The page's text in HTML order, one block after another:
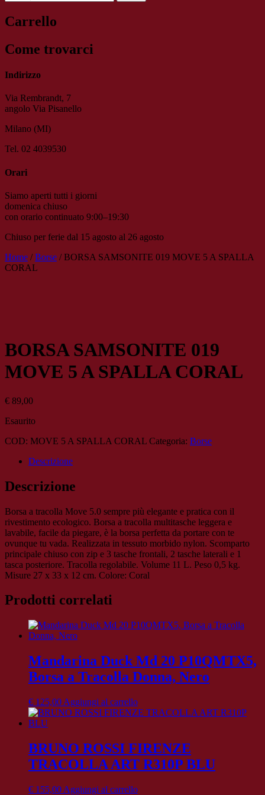
Carrello
Come trovarci
Indirizzo
Via Rembrandt, 7
angolo Via Pisanello
Milano (MI)
Tel. 02 4039530
Orari
Siamo aperti tutti i giorni
domenica chiuso
con orario continuato 9:00–19:30
Chiuso per ferie dal 15 agosto al 26 agosto
Home /Borse / BORSA SAMSONITE 019 MOVE 5 A SPALLA
CORAL
BORSA SAMSONITE 019
MOVE 5 A SPALLA CORAL
€ 89,00
Esaurito
COD: MOVE 5 A SPALLA CORAL Categoria: Borse
Descrizione
Descrizione
Borsa a tracolla Move 5.0 sempre più elegante e pratica con il
rivestimento ecologico. Borsa a tracolla multitasche leggera e
lavabile, facile da piegare, è la borsa perfetta da portare con te
ovunque tu vada. Realizzata in tessuto morbido nylon. Scomparto
principale chiuso con zip e 3 tasche frontali, 2 tasche laterali e 1
tasca posteriore. Tracolla regolabile. Volume 11 L. Peso 0,5 kg.
Misure 27 x 33 x 12 cm. Colore: Coral
Prodotti correlati
Mandarina Duck Md 20 P10QMTX5,
Borsa a Tracolla Donna, Nero
€ 125,00 Aggiungi al carrello
BRUNO ROSSI FIRENZE
TRACOLLA ART R310P BLU
€ 155,00 Aggiungi al carrello